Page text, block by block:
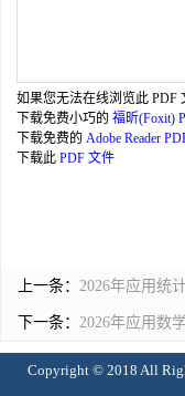
如果您无法在线浏览此 PDF
下载免费小巧的 福昕(Foxit)
下载免费的 Adobe Reader
下载此 PDF 文件
上一条： 2026年应用统
下一条： 2026年应用数
Copyright © 2018 All